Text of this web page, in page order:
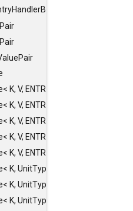
K, V, ENTRY_HANDLER,
K, V, ENTRY_HANDLER,
K, V, ENTRY_HANDLER,
K, V, ENTRY_HANDLER,
K, V, ENTRY_HANDLER,
K, UnitType, ENTRY_HANDLER,
K, UnitType, ENTRY_HANDLER,
K, UnitType, ENTRY_HANDLER,